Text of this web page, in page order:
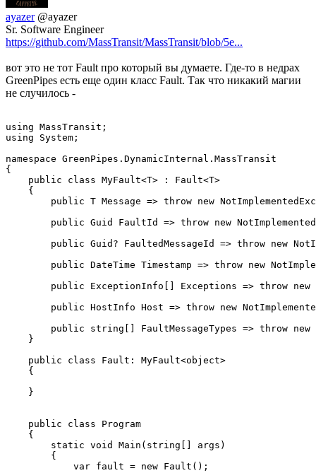
ayazer @ayazer
Sr. Software Engineer
https://github.com/MassTransit/MassTransit/blob/5e...
вот это не тот Fault про который вы думаете. Где-то в недрах
GreenPipes есть еще один класс Fault. Так что никакий магии
не случилось -
using MassTransit;
using System;
namespace GreenPipes.DynamicInternal.MassTransit
{
    public class MyFault<T> : Fault<T>
    {
public T Message => throw new
public Guid FaultId => throw new
public Guid? FaultedMessageId => throw new
public DateTime Timestamp => throw new
public ExceptionInfo[] Exceptions => throw new
public HostInfo Host => throw new
public string[] FaultMessageTypes => throw new
    }
    public class Fault: MyFault<object>
    {
    }
    public class Program
    {
        static void Main(string[] args)
        {
            var fault = new Fault();